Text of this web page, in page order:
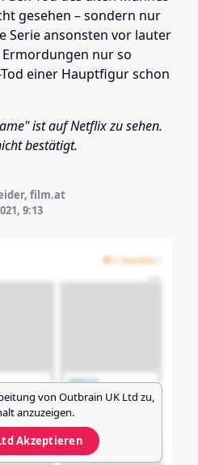
gesehen – sondern nur
Serie ansonsten vor lauter
nur so
einer Hauptfigur schon
ist auf Netflix zu sehen.
bestätigt.
film.at
9:13
von Outbrain UK Ltd zu,
anzuzeigen.
Akzeptieren